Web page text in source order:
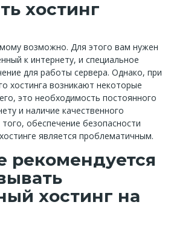
хостинг
возможно. Для этого вам нужен
к интернету, и специальное
для работы сервера. Однако, при
хостинга возникают некоторые
это необходимость постоянного
и наличие качественного
обеспечение безопасности
является проблематичным.
рекомендуется
хостинг на